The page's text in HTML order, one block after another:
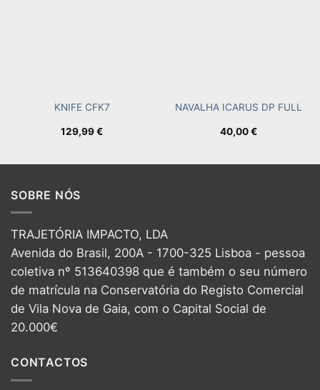
KNIFE CFK7
129,99€
NAVALHA ICARUS DP FULL
40,00€
SOBRE NÓS
TRAJETÓRIA IMPACTO, LDA
Avenida do Brasil, 200A - 1700-325 Lisboa - pessoa
coletiva nº 513640398 que é também o seu número
de matrícula na Conservatória do Registo Comercial
de Vila Nova de Gaia, com o Capital Social de
20.000€
CONTACTOS